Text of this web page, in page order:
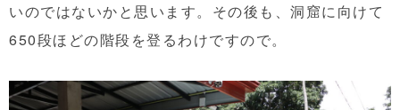
いのではないかと思います。その後も、洞窟に向けて
650段ほどの階段を登るわけですので。